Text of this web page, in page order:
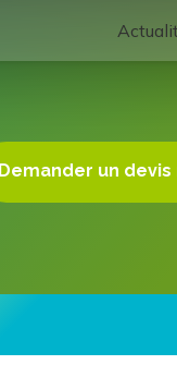
Demander un